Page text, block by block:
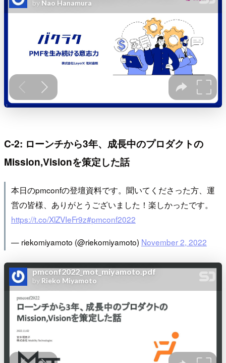
C-2: ローンチから3年、成長中のプロダクトの
Mission,Visionを策定した話
本日のpmconfの登壇資料です。聞いてくださった方、運
営の皆様、ありがとうございました！楽しかったです。
https://t.co/XlZVIeFr9z#pmconf2022
— riekomiyamoto (@riekomiyamoto) November 2, 2022